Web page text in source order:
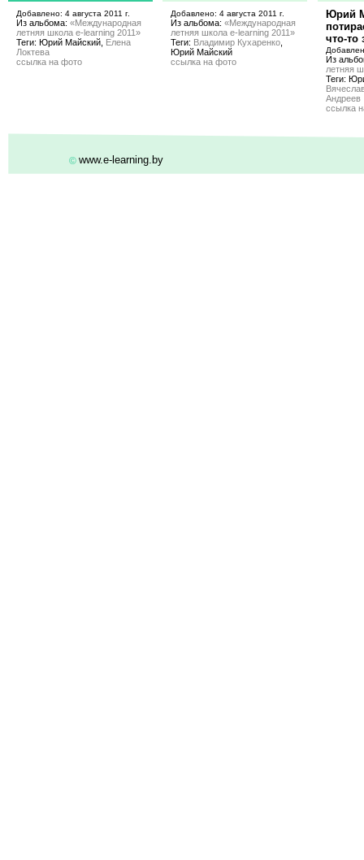
Добавлено: 4 августа 2011 г.
Из альбома: «Международная
летняя школа e-learning 2011»
Теги: Юрий Майский, Елена
Локтева
ссылка на фото
Добавлено: 4 августа 2011 г.
Из альбома: «Международная
летняя школа e-learning 2011»
Теги: Владимир Кухаренко
Юрий Майский
ссылка на фото
Юрий
что-то
Из
летняя
Теги:
Андреев
ссылка
© www.e-learning.by